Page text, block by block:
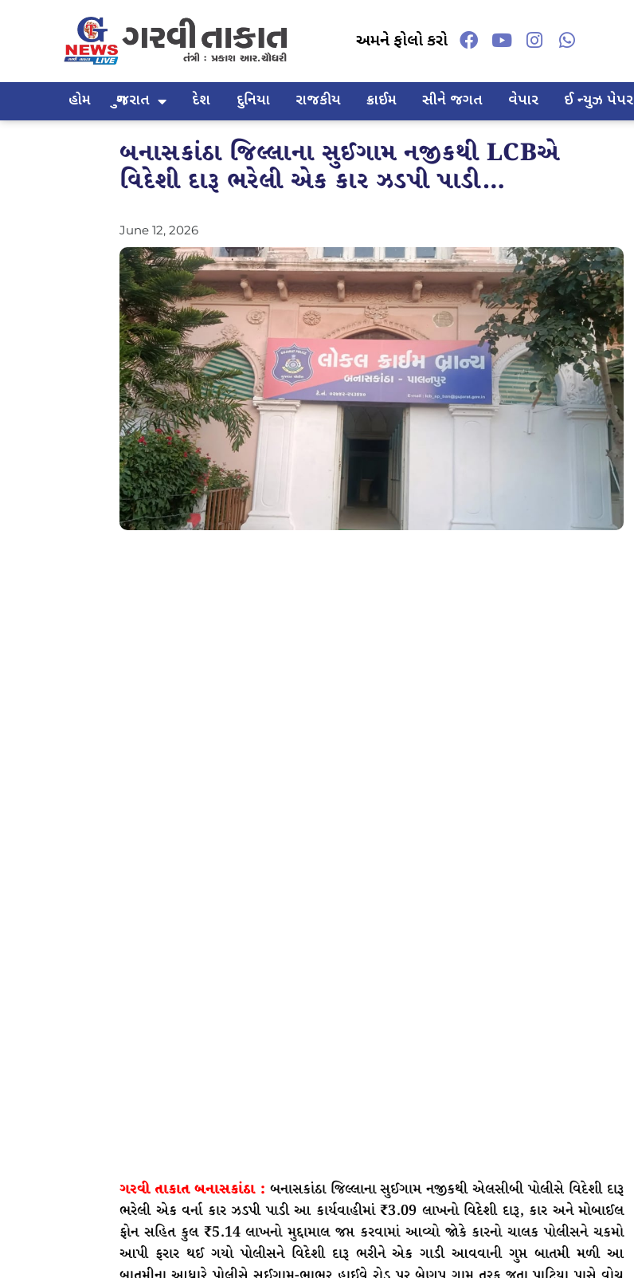
અમને ફોલો કરો
હોમ ગુજરાત દેશ દુનિયા રાજકીય ક્રાઈમ સીને જગત વેપાર ઈ ન્યુઝ પેપર
બનાસકાંઠા જિલ્લાના સુઈગામ નજીકથી LCBએ
વિદેશી દારૂ ભરેલી એક કાર ઝડપી પાડી…
June 12, 2026
ગરવી તાકાત બનાસકાંઠા : બનાસકાંઠા જિલ્લાના સુઈગામ નજીકથી એલસીબી પોલીસે વિદેશી દારૂ
ભરેલી એક વર્ના કાર ઝડપી પાડી આ કાર્યવાહીમાં ₹3.09 લાખનો વિદેશી દારૂ, કાર અને મોબાઈલ
ફોન સહિત કુલ ₹5.14 લાખનો મુદ્દામાલ જપ્ત કરવામાં આવ્યો જોકે કારનો ચાલક પોલીસને ચકમો
આપી ફરાર થઈ ગયો પોલીસને વિદેશી દારૂ ભરીને એક ગાડી આવવાની ગુપ્ત બાતમી મળી આ